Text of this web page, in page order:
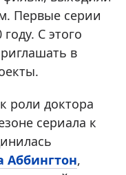
Первые серии
С этого
в
роли доктора
сериала к
Аббингтон,